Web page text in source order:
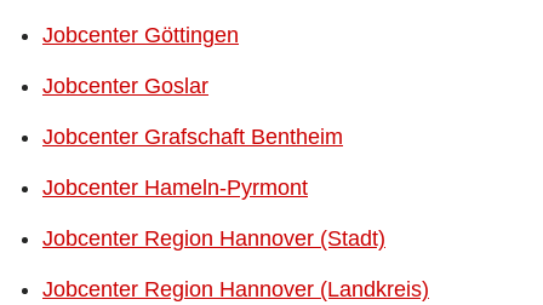
Jobcenter Göttingen
Jobcenter Goslar
Jobcenter Grafschaft Bentheim
Jobcenter Hameln-Pyrmont
Jobcenter Region Hannover (Stadt)
Jobcenter Region Hannover (Landkreis)